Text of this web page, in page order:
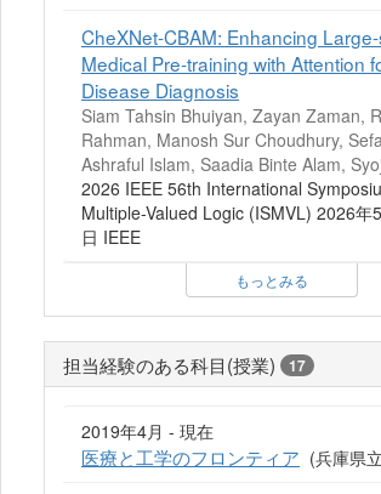
CheXNet-CBAM: Enhancing
Medical Pre-training with Attention
Disease Diagnosis
Siam Tahsin Bhuiyan, Zayan Zaman,
Rahman, Manosh Sur Choudhury,
Ashraful Islam, Saadia Binte Alam,
2026 IEEE 56th International
Multiple-Valued Logic (ISMVL) 2026年
日 IEEE
もっとみる
担当経験のある科目(授業) 17
2019年4月 - 現在
医療と工学のフロンティア (兵庫県